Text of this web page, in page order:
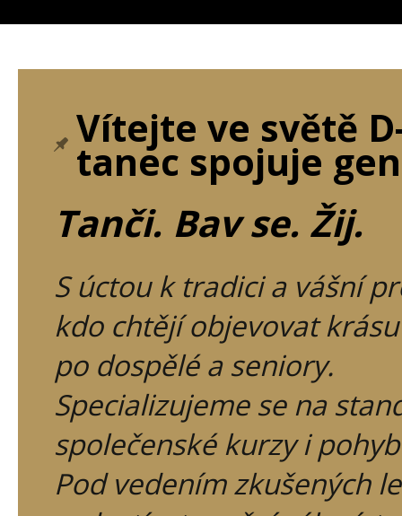
Vítejte ve světě
tanec spojuje
Tanči. Bav se. Žij.
S úctou k tradici a vášní
kdo chtějí objevovat
po dospělé a seniory.
Specializujeme se na
společenské kurzy i
Pod vedením zkušených